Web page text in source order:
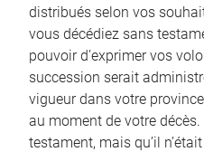
distribués selon vos
vous décédiez sans
pouvoir d’exprimer vos
succession serait
vigueur dans votre
au moment de votre
testament, mais qu’il